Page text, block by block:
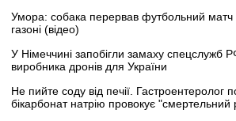
Умора: собака перервав футбольний матч
газоні (відео)
У Німеччині запобігли замаху спецслужб
виробника дронів для України
Не пийте соду від печії. Гастроентеролог
бікарбонат натрію провокує